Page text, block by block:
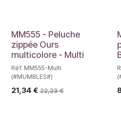
MM555 - Peluche
zippée Ours
multicolore - Multi
Réf. MM555-Multi
(#MUMBLES#)
21,34 € 22,23€